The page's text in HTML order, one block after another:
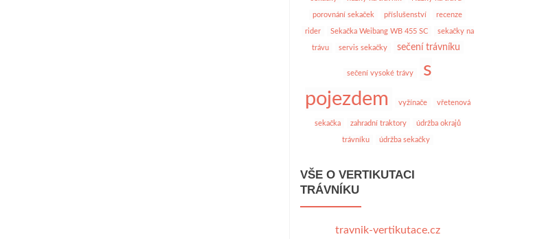
porovnání sekaček příslušenství recenze
rider Sekačka Weibang WB 455 SC sekačky na
trávu servis sekačky sečení trávníku
sečení vysoké trávy
s
pojezdem
vyžínače vřetenová
sekačka zahradní traktory údržba okrajů
trávníku údržba sekačky
VŠE O VERTIKUTACI
TRÁVNÍKU
travnik-vertikutace.cz